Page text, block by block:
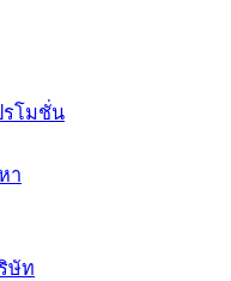
รโมชั่น
า
ษัท